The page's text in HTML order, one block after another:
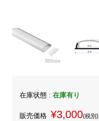
在庫状態 : 在庫有り
販売価格 ¥3,000(税別)